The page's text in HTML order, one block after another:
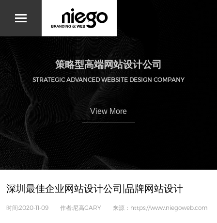
策略型高端网站设计公司
STRATEGIC ADVANCED WEBSITE DESIGN COMPANY
View More
深圳最佳企业网站设计公司|品牌网站设计
时间:2020-11-09 作者:尼高GARY 来源：https://www.niegoweb.com